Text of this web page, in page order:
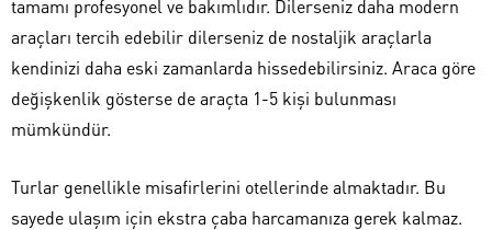
tamamı profesyonel ve bakımlıdır. Dilerseniz daha modern
araçları tercih edebilir dilerseniz de nostaljik araçlarla
kendinizi daha eski zamanlarda hissedebilirsiniz. Araca göre
değişkenlik gösterse de araçta 1-5 kişi bulunması
mümkündür.
Turlar genellikle misafirlerini otellerinde almaktadır. Bu
sayede ulaşım için ekstra çaba harcamanıza gerek kalmaz.